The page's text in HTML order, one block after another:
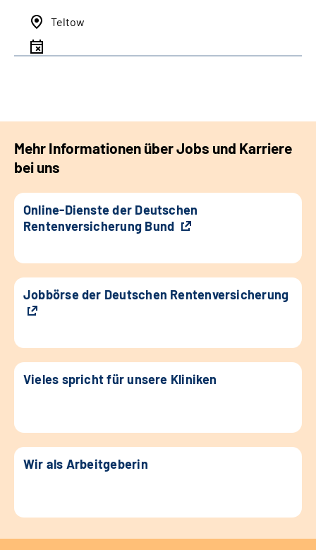
Teltow
Mehr Informationen über Jobs und Karriere
bei uns
Online-Dienste der Deutschen
Rentenversicherung Bund
Jobbörse der Deutschen Rentenversicherung
Vieles spricht für unsere Kliniken
Wir als Arbeitgeberin